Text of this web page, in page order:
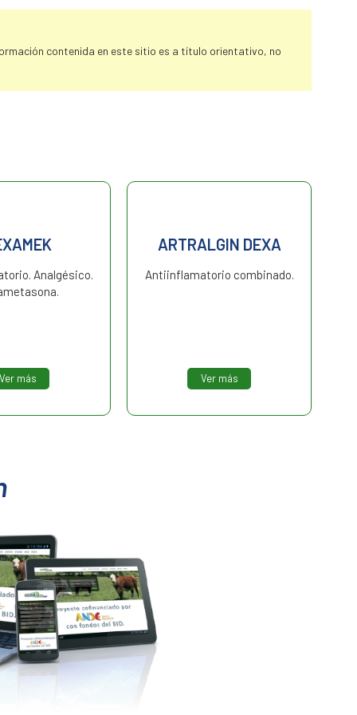
contenida en este sitio es a título orientativo, no
Analgésico.
Ver más
ARTRALGIN DEXA
Antiinflamatorio combinado.
Ver más